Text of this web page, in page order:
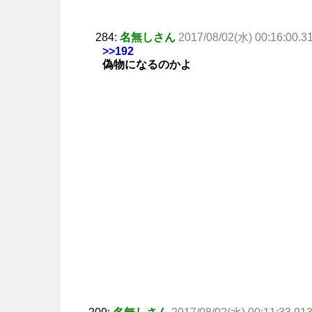
284: 名無しさん 2017/08/02(水)
>>192
偽物になるのかよ